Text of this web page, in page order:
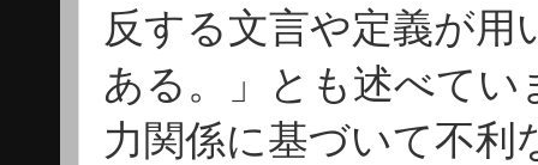
反する文言や定義が
ある。」とも述べて
力関係に基づいて不